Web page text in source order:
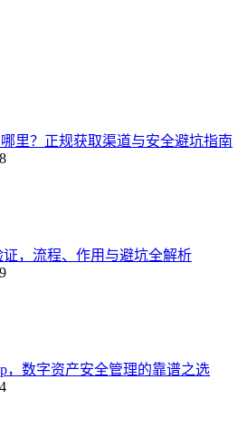
里？正规获取渠道与安全避坑指南
，流程、作用与避坑全解析
，数字资产安全管理的靠谱之选